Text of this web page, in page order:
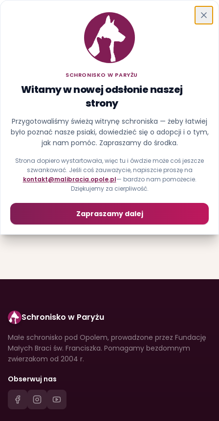
SCHRONISKO W PARYŻU
Witamy w nowej odsłonie naszej
strony
Przygotowaliśmy świeżą witrynę schroniska — żeby łatwiej
było poznać nasze psiaki, dowiedzieć się o adopcji i o tym,
jak nam pomóc. Zapraszamy do środka.
Strona dopiero wystartowała, więc tu i ówdzie może coś jeszcze
szwankować. Jeśli coś zauważycie, napiszcie proszę na
kontakt@malibracia.opole.pl— bardzo nam pomożecie.
Dziękujemy za cierpliwość.
Zapraszamy dalej
Schronisko w Paryżu
Ups, ta strona uciekła z
kojca
Nie znaleźliśmy strony pod tym adresem (błąd 404).
Strona główna Zobacz psiaki
Schronisko w Paryżu
Małe schronisko pod Opolem, prowadzone przez Fundację
Małych Braci św. Franciszka. Pomagamy bezdomnym
zwierzakom od 2004 r.
Obserwuj nas